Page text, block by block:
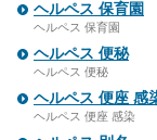
ヘルペス 保育園
ヘルペス 保育園
ヘルペス 便秘
ヘルペス 便秘
ヘルペス 便座 感
ヘルペス 便座 感染